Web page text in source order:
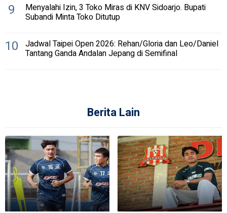
9 Menyalahi Izin, 3 Toko Miras di KNV Sidoarjo. Bupati
Subandi Minta Toko Ditutup
10 Jadwal Taipei Open 2026: Rehan/Gloria dan Leo/Daniel
Tantang Ganda Andalan Jepang di Semifinal
Berita Lain